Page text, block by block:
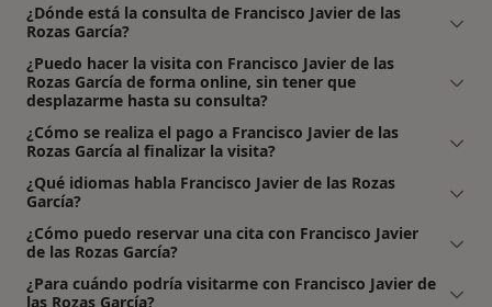
¿Dónde está la consulta de Francisco Javier de las
Rozas García?
¿Puedo hacer la visita con Francisco Javier de las
Rozas García de forma online, sin tener que
desplazarme hasta su consulta?
¿Cómo se realiza el pago a Francisco Javier de las
Rozas García al finalizar la visita?
¿Qué idiomas habla Francisco Javier de las Rozas
García?
¿Cómo puedo reservar una cita con Francisco Javier
de las Rozas García?
¿Para cuándo podría visitarme con Francisco Javier de
las Rozas García?